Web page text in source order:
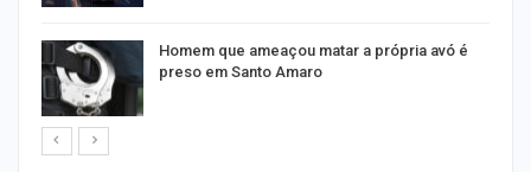
Homem que ameaçou matar a própria avó é
preso em Santo Amaro